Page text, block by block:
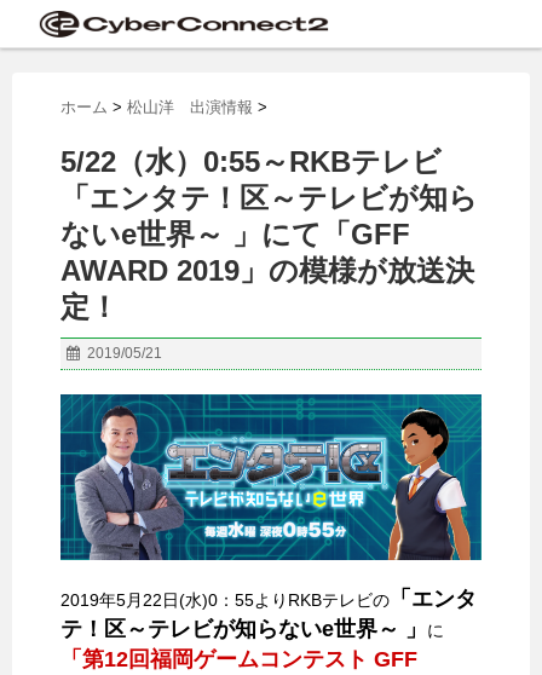
ホーム > 松山洋 出演情報 >
5/22（水）0:55～RKBテレビ
「エンタテ！区～テレビが知ら
ないe世界～ 」にて「GFF
AWARD 2019」の模様が放送決
定！
2019/05/21
2019年5月22日(水)0：55よりRKBテレビの
「エンタ
テ！区～テレビが知らないe世界～ 」
に
「第12回福岡ゲームコンテスト GFF